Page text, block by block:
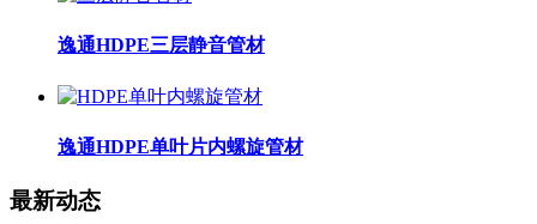
逸通HDPE三层静音管材
逸通HDPE单叶片内螺旋管材
最新动态